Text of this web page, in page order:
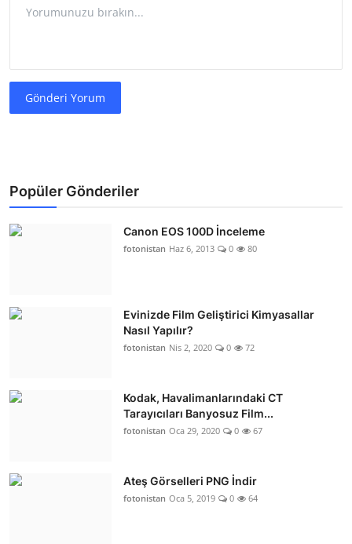
Gönderi Yorum
Popüler Gönderiler
Canon EOS 100D İnceleme
fotonistan Haz 6, 2013 0 80
Evinizde Film Geliştirici Kimyasallar
Nasıl Yapılır?
fotonistan Nis 2, 2020 0 72
Kodak, Havalimanlarındaki CT
Tarayıcıları Banyosuz Film...
fotonistan Oca 29, 2020 0 67
Ateş Görselleri PNG İndir
fotonistan Oca 5, 2019 0 64